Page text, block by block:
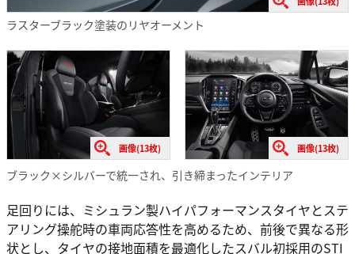
ラスターブラック塗装のリヤオーメント
画像(13枚) 画像(13枚)
ブラック×シルバーで統一され、引き締まったインテリア
足回りには、ミシュラン製ハイパフォーマンスタイヤとステ
アリング操舵時の車両応答性を高めるため、前後で異なる形
状とし、タイヤの接地面積を最適化したスバル初採用のSTI